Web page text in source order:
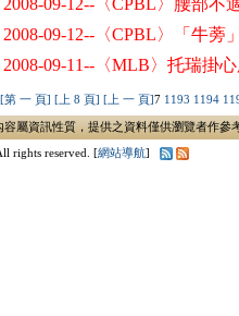
2008-09-12--〈CPBL〉腰部不
2008-09-12--〈CPBL〉「牛蒡
2008-09-11--〈MLB〉托瑞掛
[第 一 頁] [上 8 頁] [上 一 頁]7 1193 1194
容屬資訊性質，提供之資料僅供瀏覽者作
rights reserved. [網站導航]